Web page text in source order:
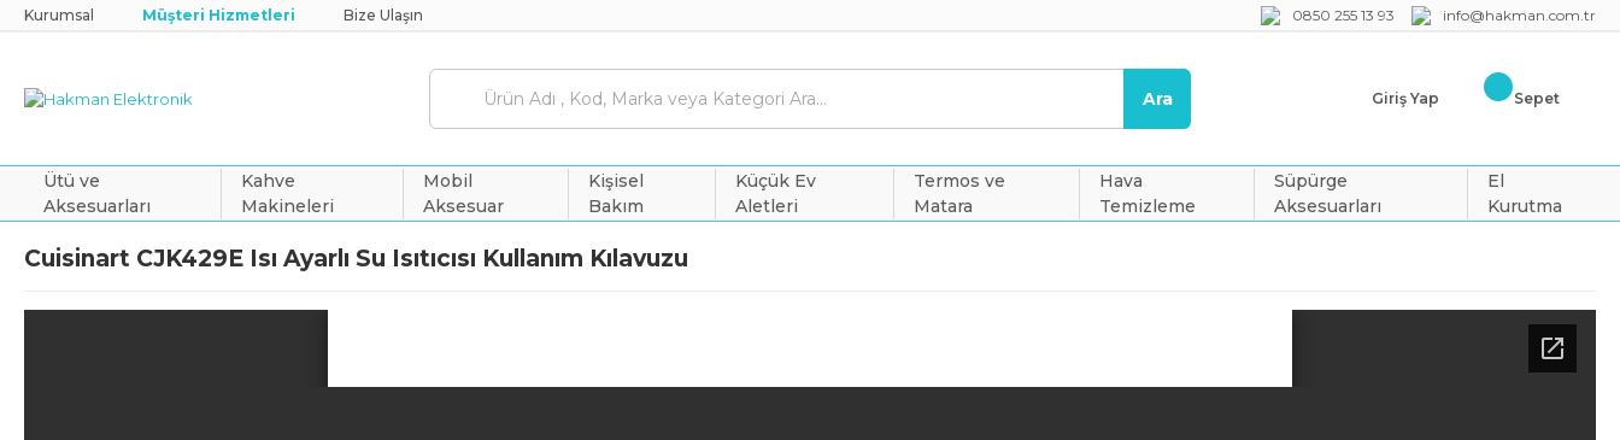
Kurumsal Müşteri Hizmetleri Bize Ulaşın 0850 255 13 93 info@hakman.com.tr
Ara Giriş Yap Sepet
Ütü ve
Aksesuarları
Kahve
Makineleri
Mobil
Aksesuar
Kişisel
Bakım
Küçük Ev
Aletleri
Termos ve
Matara
Hava
Temizleme
Süpürge
Aksesuarları
El
Kurutma
Cuisinart CJK429E Isı Ayarlı Su Isıtıcısı Kullanım Kılavuzu